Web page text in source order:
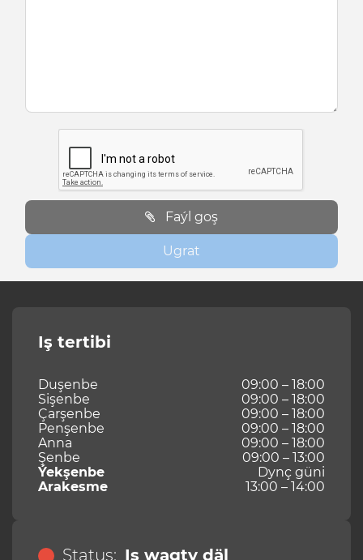
Faýl goş
Ugrat
Iş tertibi
Duşenbe
09:00 – 18:00
Sişenbe
09:00 – 18:00
Çarşenbe
09:00 – 18:00
Penşenbe
09:00 – 18:00
Anna
09:00 – 18:00
Şenbe
09:00 – 13:00
Ýekşenbe
Dynç güni
Arakesme
13:00 – 14:00
Status: Iş wagty däl